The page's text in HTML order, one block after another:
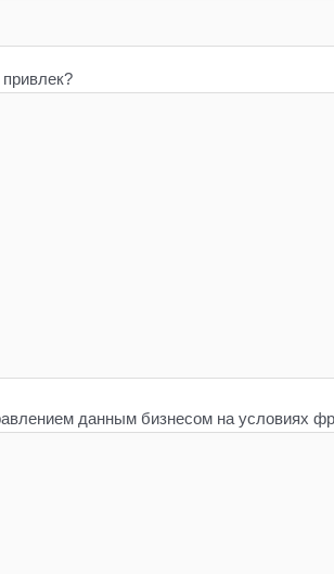
данным бизнесом на условиях